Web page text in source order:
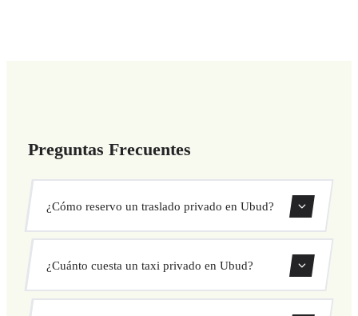
Preguntas Frecuentes
¿Cómo reservo un traslado privado en Ubud?
Usa nuestro formulario de reserva para buscar y confirmar
tu traslado al instante. Elige recogida y destino, selecciona
¿Cuánto cuesta un taxi privado en Ubud?